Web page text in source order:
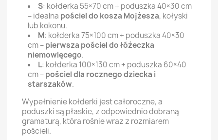
S: kołderka 55×70 cm + poduszka 40×30 cm
– idealna pościel do kosza Mojżesza, kołyski
lub kokonu.
M: kołderka 75×100 cm + poduszka 40×30
cm –pierwsza pościel do łóżeczka
niemowlęcego.
L: kołderka 100×130 cm + poduszka 60×40
cm –pościel dla rocznego dziecka i
starszaków.
Wypełnienie kołderki jest całoroczne, a
poduszki są płaskie, z odpowiednio dobraną
gramaturą, która rośnie wraz z rozmiarem
pościeli.